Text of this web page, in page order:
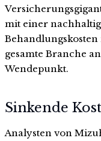
mit einer
gesamte Branche
Wendepunkt.
Sinkende
Analysten von